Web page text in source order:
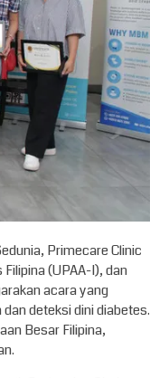
Primecare Clinic
(UPAA-I), dan
acara yang
deteksi dini diabetes.
Besar Filipina,